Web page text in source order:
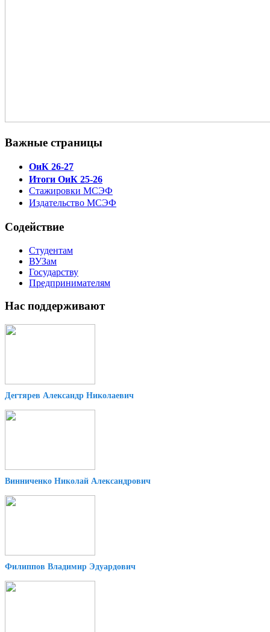
Важные страницы
ОиК 26-27
Итоги ОиК 25-26
Стажировки МСЭФ
Издательство МСЭФ
Содействие
Студентам
ВУЗам
Государству
Предпринимателям
Нас поддерживают
Дегтярев Александр Николаевич
Винниченко Николай Александрович
Филиппов Владимир Эдуардович